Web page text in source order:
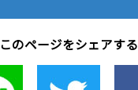
このページをシェアする